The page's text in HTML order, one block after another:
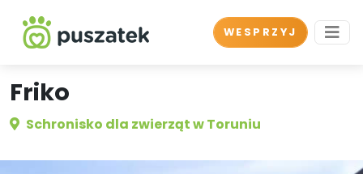
WESPRZYJ
Friko
Schronisko dla zwierząt w Toruniu